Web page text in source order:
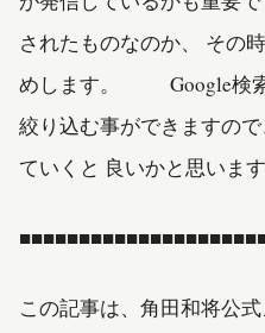
されたものなのか、 その
めします。 Google検索
絞り込む事ができますの
ていくと 良いかと思い
この記事は、角田和将公